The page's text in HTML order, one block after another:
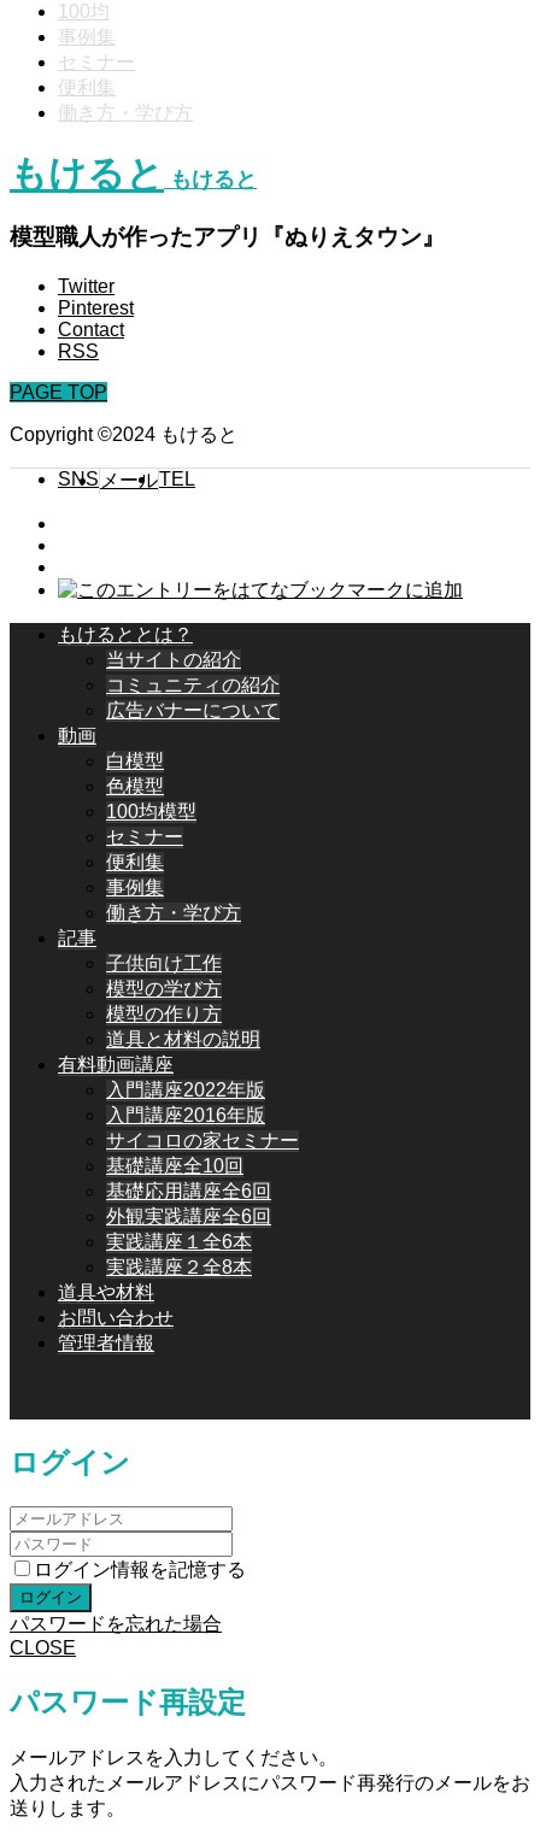
100均
事例集
セミナー
便利集
働き方・学び方
もけると もけると
模型職人が作ったアプリ『ぬりえタウン』
Twitter
Pinterest
Contact
RSS
PAGE TOP
Copyright ©2024 もけると
SNS メールTEL
もけるととは？
当サイトの紹介
コミュニティの紹介
広告バナーについて
動画
白模型
色模型
100均模型
セミナー
便利集
事例集
働き方・学び方
記事
子供向け工作
模型の学び方
模型の作り方
道具と材料の説明
有料動画講座
入門講座2022年版
入門講座2016年版
サイコロの家セミナー
基礎講座全10回
基礎応用講座全6回
外観実践講座全6回
実践講座１全6本
実践講座２全8本
道具や材料
お問い合わせ
管理者情報
ログイン
ログイン情報を記憶する
パスワードを忘れた場合
CLOSE
パスワード再設定
メールアドレスを入力してください。
入力されたメールアドレスにパスワード再発行のメールをお
送りします。